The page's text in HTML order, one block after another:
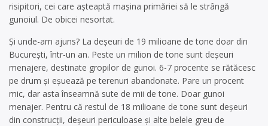
risipitori, cei care așteaptă mașina primăriei să le strângă
gunoiul. De obicei nesortat.
Și unde-am ajuns? La deșeuri de 19 milioane de tone doar din
București, într-un an. Peste un milion de tone sunt deșeuri
menajere, destinate gropilor de gunoi. 6-7 procente se rătăcesc
pe drum și eșuează pe terenuri abandonate. Pare un procent
mic, dar asta înseamnă sute de mii de tone. Doar gunoi
menajer. Pentru că restul de 18 milioane de tone sunt deșeuri
din construcții, deșeuri periculoase și alte belele greu de